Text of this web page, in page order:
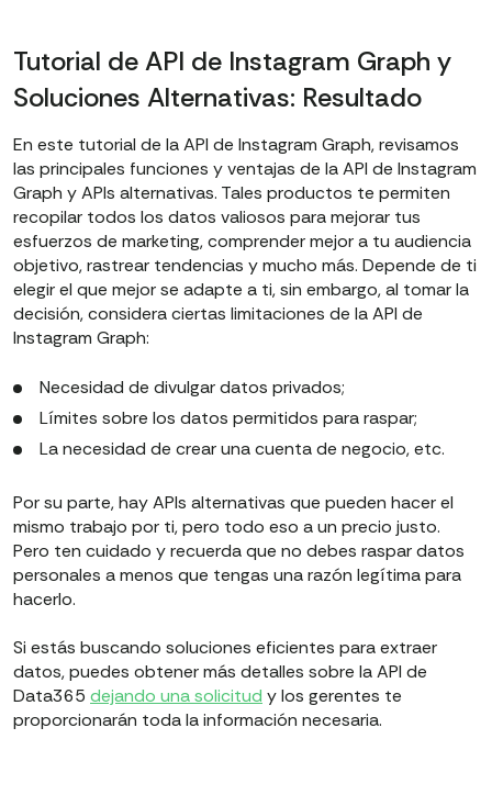
Tutorial de API de Instagram Graph y
Soluciones Alternativas: Resultado
En este tutorial de la API de Instagram Graph, revisamos
las principales funciones y ventajas de la API de Instagram
Graph y APIs alternativas. Tales productos te permiten
recopilar todos los datos valiosos para mejorar tus
esfuerzos de marketing, comprender mejor a tu audiencia
objetivo, rastrear tendencias y mucho más. Depende de ti
elegir el que mejor se adapte a ti, sin embargo, al tomar la
decisión, considera ciertas limitaciones de la API de
Instagram Graph:
Necesidad de divulgar datos privados;
Límites sobre los datos permitidos para raspar;
La necesidad de crear una cuenta de negocio, etc.
Por su parte, hay APIs alternativas que pueden hacer el
mismo trabajo por ti, pero todo eso a un precio justo.
Pero ten cuidado y recuerda que no debes raspar datos
personales a menos que tengas una razón legítima para
hacerlo.
Si estás buscando soluciones eficientes para extraer
datos, puedes obtener más detalles sobre la API de
Data365 dejando una solicitud y los gerentes te
proporcionarán toda la información necesaria.